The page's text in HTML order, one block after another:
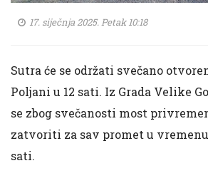
17. siječnja 2025. Petak 10:18
Sutra će se održati svečano
Poljani u 12 sati. Iz Grada Velike
se zbog svečanosti most
zatvoriti za sav promet u vremenu
sati.